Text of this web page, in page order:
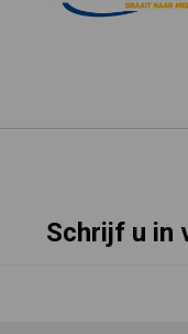
Schrijf u in